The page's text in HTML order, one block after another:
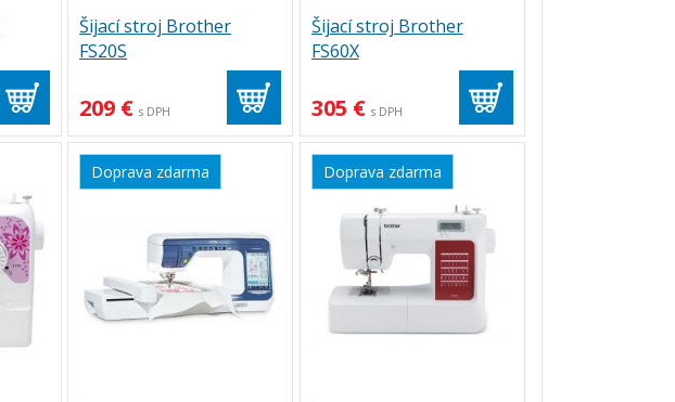
Šijací stroj Brother
FS20S
209 € s DPH
Šijací stroj Brother
FS60X
305 € s DPH
Doprava zdarma Doprava zdarma